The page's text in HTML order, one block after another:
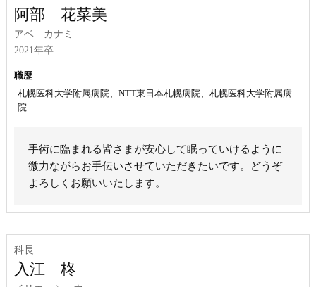
阿部 花菜美
アベ カナミ
2021年卒
職歴
札幌医科大学附属病院、NTT東日本札幌病院、札幌医科大学附属病
院
手術に臨まれる皆さまが安心して眠っていけるように
微力ながらお手伝いさせていただきたいです。どうぞ
よろしくお願いいたします。
科長
入江 柊